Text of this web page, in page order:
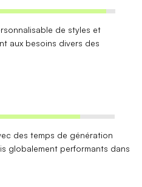
de styles et
aux besoins divers des
des temps de génération
globalement performants dans